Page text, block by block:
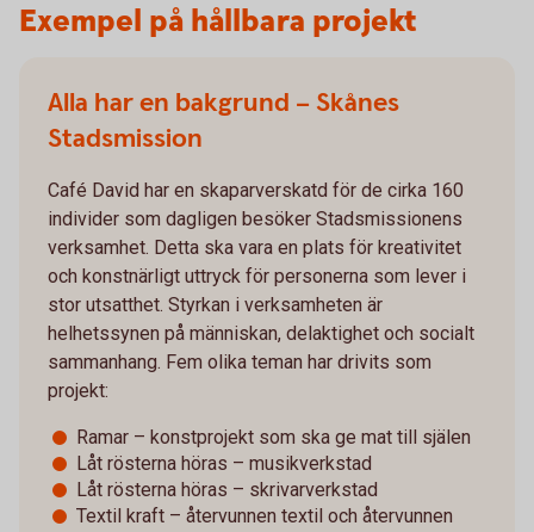
Exempel på hållbara projekt
Alla har en bakgrund – Skånes
Stadsmission
Café David har en skaparverskatd för de cirka 160
individer som dagligen besöker Stadsmissionens
verksamhet. Detta ska vara en plats för kreativitet
och konstnärligt uttryck för personerna som lever i
stor utsatthet. Styrkan i verksamheten är
helhetssynen på människan, delaktighet och socialt
sammanhang. Fem olika teman har drivits som
projekt:
Ramar – konstprojekt som ska ge mat till själen
Låt rösterna höras – musikverkstad
Låt rösterna höras – skrivarverkstad
Textil kraft – återvunnen textil och återvunnen